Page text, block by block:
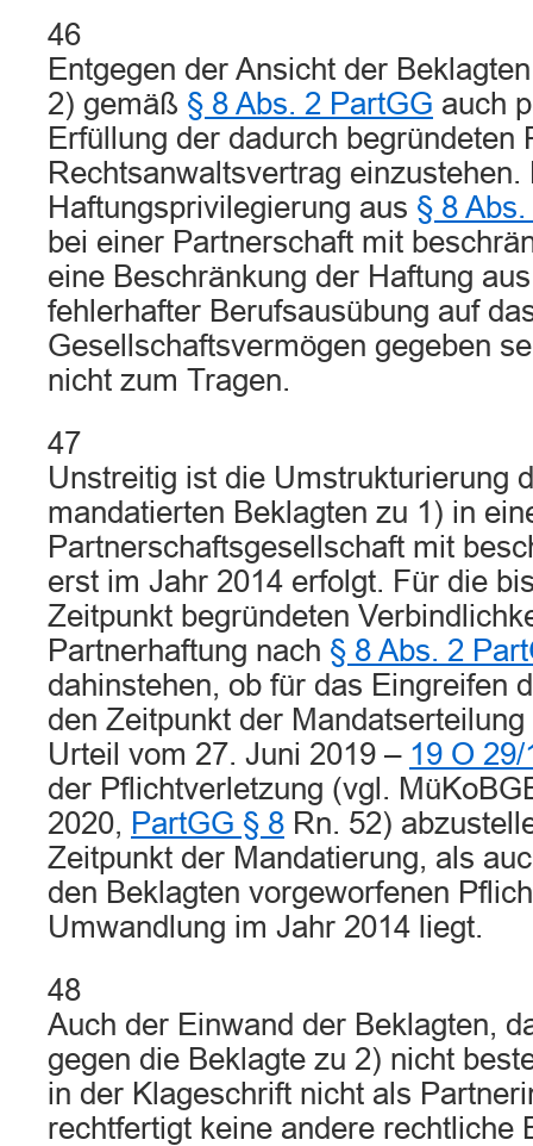
46
Entgegen der Ansicht der
2) gemäß § 8 Abs. 2 PartGG auch
Erfüllung der dadurch begründeten
Rechtsanwaltsvertrag einzustehen.
Haftungsprivilegierung aus § 8
bei einer Partnerschaft mit
eine Beschränkung der Haftung
fehlerhafter Berufsausübung auf
Gesellschaftsvermögen gegeben
nicht zum Tragen.
47
Unstreitig ist die Umstrukturierung
mandatierten Beklagten zu 1) in
Partnerschaftsgesellschaft mit
erst im Jahr 2014 erfolgt. Für die
Zeitpunkt begründeten
Partnerhaftung nach § 8 Abs. 2
dahinstehen, ob für das Eingreifen
den Zeitpunkt der
Urteil vom 27. Juni 2019 – 19 O 29/
der Pflichtverletzung (vgl.
2020, PartGG § 8 Rn. 52)
Zeitpunkt der Mandatierung, als
den Beklagten vorgeworfenen
Umwandlung im Jahr 2014 liegt.
48
Auch der Einwand der Beklagten,
gegen die Beklagte zu 2) nicht
in der Klageschrift nicht als
rechtfertigt keine andere rechtliche